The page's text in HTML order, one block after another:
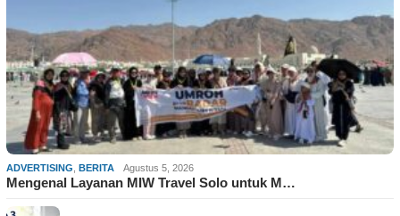
ADVERTISING BERITA Agustus 5, 2026
Mengenal Layanan MIW Travel Solo untuk M…